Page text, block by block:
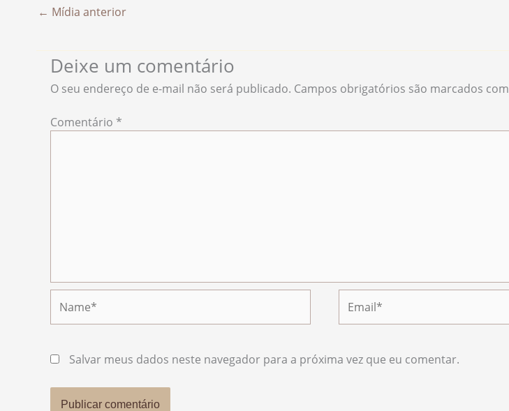
← Mídia anterior
Deixe um comentário
O seu endereço de e-mail não será publicado. Campos obrigatórios são marcados com
Comentário *
Salvar meus dados neste navegador para a próxima vez que eu comentar.